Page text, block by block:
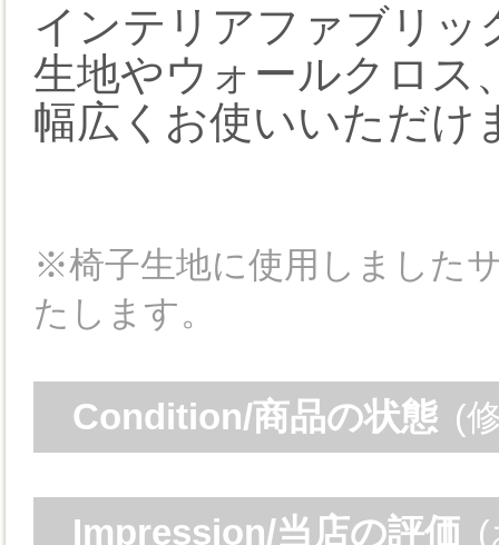
インテリアファブリッ
生地やウォールクロス
幅広くお使いいただけ
※椅子生地に使用しました
たします。
Condition/商品の状態 (
Impression/当店の評価